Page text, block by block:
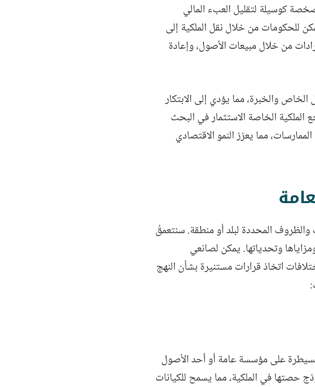
كوسيلة لتقليل العبء المالي
للحكومات من خلال نقل الملكية إلى
من خلال مبيعات الأصول، وإعادة
والخبرة، مما يؤدي إلى الابتكار
الخاصة الاستثمار في البحث
مما يعزز النمو الاقتصادي
المحددة لبلد أو منطقة. سنتعمقُ
وتحدياتها. يمكن لصانعي
اتخاذ قرارات مستنيرة بشأن النهج
على مؤسسة عامة أو أحد الأصول
حصتها في الملكية، مما يسمح للكيانات